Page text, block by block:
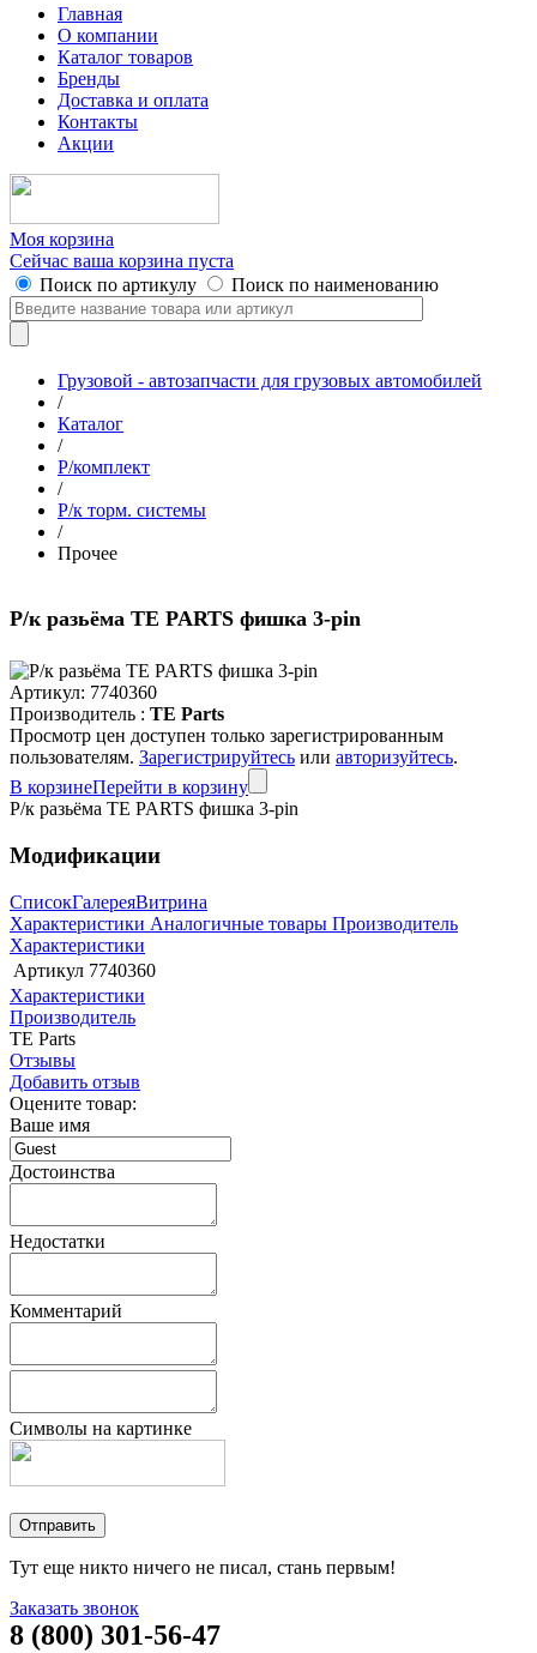
Главная
О компании
Каталог товаров
Бренды
Доставка и оплата
Контакты
Акции
Моя корзина
Сейчас ваша корзина пуста
Поиск по артикулу
Поиск по наименованию
Грузовой - автозапчасти для грузовых автомобилей
/
Каталог
/
Р/комплект
/
Р/к торм. системы
/
Прочее
Р/к разьёма TE PARTS фишка 3-pin
Артикул: 7740360
Производитель : TE Parts
Просмотр цен доступен только зарегистрированным
пользователям. Зарегистрируйтесь или авторизуйтесь.
В корзинеПерейти в корзину
Р/к разьёма TE PARTS фишка 3-pin
Модификации
СписокГалереяВитрина
Характеристики Аналогичные товары Производитель
Характеристики
Артикул 7740360
Характеристики
Производитель
TE Parts
Отзывы
Добавить отзыв
Оцените товар:
Ваше имя
Достоинства
Недостатки
Комментарий
Символы на картинке
Тут еще никто ничего не писал, стань первым!
Заказать звонок
8 (800) 301-56-47